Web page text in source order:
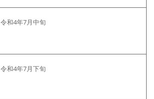
令和4年7月中旬
令和4年7月下旬